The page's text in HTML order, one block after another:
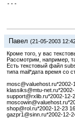
---
Павел (21-05-2003
Кроме того, у вас
Рассмотрим, например,
Есть текстовый файл
типа mail*дата время со
mosc@valuehost.ru*2002-
klassiks@mtu-
support@rxlib.ru*2002-12-
shop@rol.ru*2002-12-23
gazpr1@sinn.ru*2002-12-